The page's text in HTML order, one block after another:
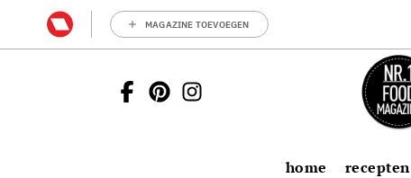
MAGAZINE TOEVOEGEN
home recepten